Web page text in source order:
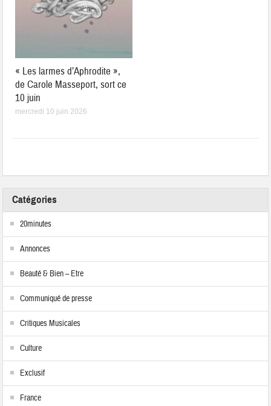
« Les larmes d’Aphrodite »,
de Carole Masseport, sort ce
10 juin
mercredi 10 juin 2026
Catégories
20minutes
Annonces
Beauté & Bien – Etre
Communiqué de presse
Critiques Musicales
Culture
Exclusif
France